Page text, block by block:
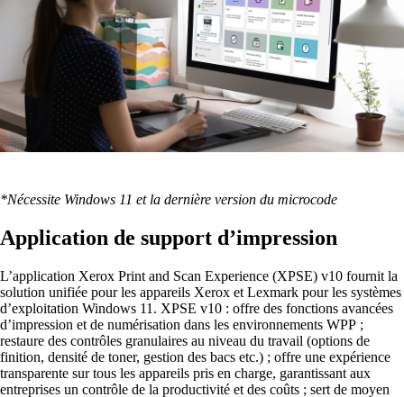
*Nécessite Windows 11 et la dernière version du microcode
Application de support d’impression
L’application Xerox Print and Scan Experience (XPSE) v10 fournit la
solution unifiée pour les appareils Xerox et Lexmark pour les systèmes
d’exploitation Windows 11. XPSE v10 : offre des fonctions avancées
d’impression et de numérisation dans les environnements WPP ;
restaure des contrôles granulaires au niveau du travail (options de
finition, densité de toner, gestion des bacs etc.) ; offre une expérience
transparente sur tous les appareils pris en charge, garantissant aux
entreprises un contrôle de la productivité et des coûts ; sert de moyen